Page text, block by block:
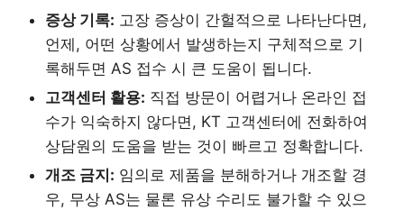
증상 기록: 고장 증상이 간헐적으로 나타난다면,
언제, 어떤 상황에서 발생하는지 구체적으로 기
록해두면 AS 접수 시 큰 도움이 됩니다.
고객센터 활용: 직접 방문이 어렵거나 온라인 접
수가 익숙하지 않다면, KT 고객센터에 전화하여
상담원의 도움을 받는 것이 빠르고 정확합니다.
개조 금지: 임의로 제품을 분해하거나 개조할 경
우, 무상 AS는 물론 유상 수리도 불가할 수 있으